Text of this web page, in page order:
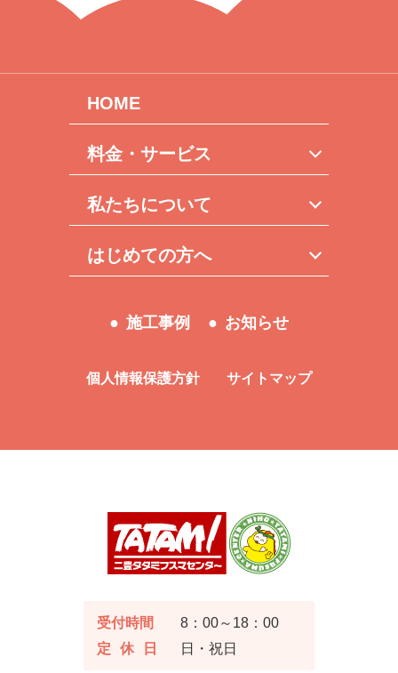
HOME
料金・サービス
私たちについて
はじめての方へ
施工事例 お知らせ
個人情報保護方針 サイトマップ
受付時間
8：00～18：00
定休日
日・祝日